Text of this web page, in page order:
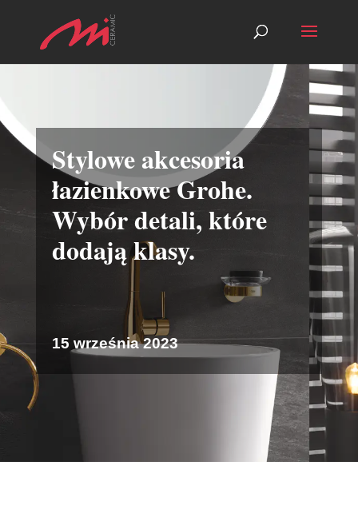
Stylowe akcesoria
łazienkowe Grohe.
Wybór detali, które
dodają klasy.
15 września 2023